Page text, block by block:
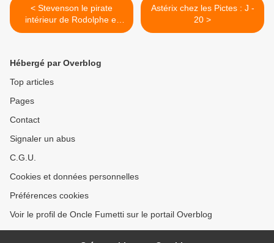
< Stevenson le pirate
intérieur de Rodolphe et
René Follet chez Dupuis.
Astérix chez les Pictes : J -
20 >
Hébergé par Overblog
Top articles
Pages
Contact
Signaler un abus
C.G.U.
Cookies et données personnelles
Préférences cookies
Voir le profil de Oncle Fumetti sur le portail Overblog